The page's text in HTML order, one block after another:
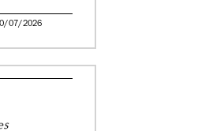
07/2026